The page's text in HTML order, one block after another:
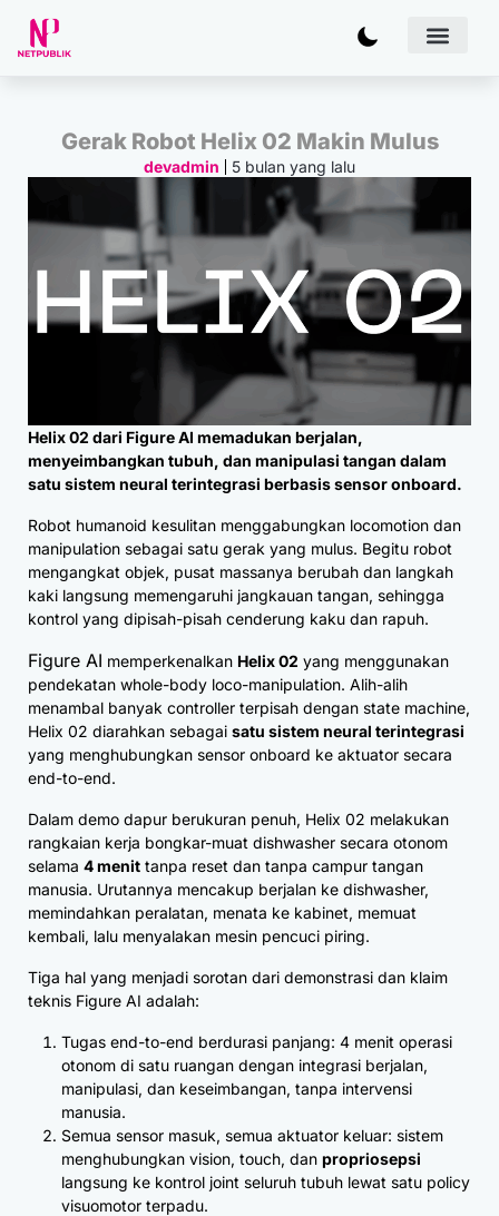
Gerak Robot Helix 02 Makin Mulus
devadmin 5 bulan yang lalu
Helix 02 dari Figure AI memadukan berjalan,
menyeimbangkan tubuh, dan manipulasi tangan dalam
satu sistem neural terintegrasi berbasis sensor onboard.
Robot humanoid kesulitan menggabungkan locomotion dan
manipulation sebagai satu gerak yang mulus. Begitu robot
mengangkat objek, pusat massanya berubah dan langkah
kaki langsung memengaruhi jangkauan tangan, sehingga
kontrol yang dipisah-pisah cenderung kaku dan rapuh.
Figure AI memperkenalkan Helix 02 yang menggunakan
pendekatan whole-body loco-manipulation. Alih-alih
menambal banyak controller terpisah dengan state machine,
Helix 02 diarahkan sebagai satu sistem neural terintegrasi
yang menghubungkan sensor onboard ke aktuator secara
end-to-end.
Dalam demo dapur berukuran penuh, Helix 02 melakukan
rangkaian kerja bongkar-muat dishwasher secara otonom
selama 4 menit tanpa reset dan tanpa campur tangan
manusia. Urutannya mencakup berjalan ke dishwasher,
memindahkan peralatan, menata ke kabinet, memuat
kembali, lalu menyalakan mesin pencuci piring.
Tiga hal yang menjadi sorotan dari demonstrasi dan klaim
teknis Figure AI adalah:
Tugas end-to-end berdurasi panjang: 4 menit operasi
otonom di satu ruangan dengan integrasi berjalan,
manipulasi, dan keseimbangan, tanpa intervensi
manusia.
Semua sensor masuk, semua aktuator keluar: sistem
menghubungkan vision, touch, dan propriosepsi
langsung ke kontrol joint seluruh tubuh lewat satu policy
visuomotor terpadu.